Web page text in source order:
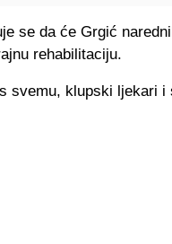
se da će Grgić
rehabilitaciju.
svemu, klupski ljekari